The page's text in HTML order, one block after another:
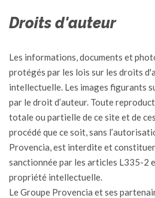
Droits d'auteur
Les informations, documents et
protégés par les lois sur les droits
intellectuelle. Les images figurants
par le droit d’auteur. Toute
totale ou partielle de ce site et de
procédé que ce soit, sans
Provencia, est interdite et
sanctionnée par les articles L335-2
propriété intellectuelle.
Le Groupe Provencia et ses